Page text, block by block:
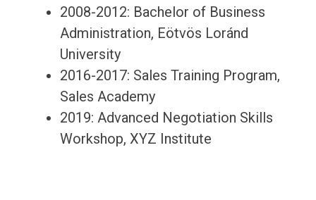
2008-2012: Bachelor of Business
Administration, Eötvös Loránd
University
2016-2017: Sales Training Program,
Sales Academy
2019: Advanced Negotiation Skills
Workshop, XYZ Institute